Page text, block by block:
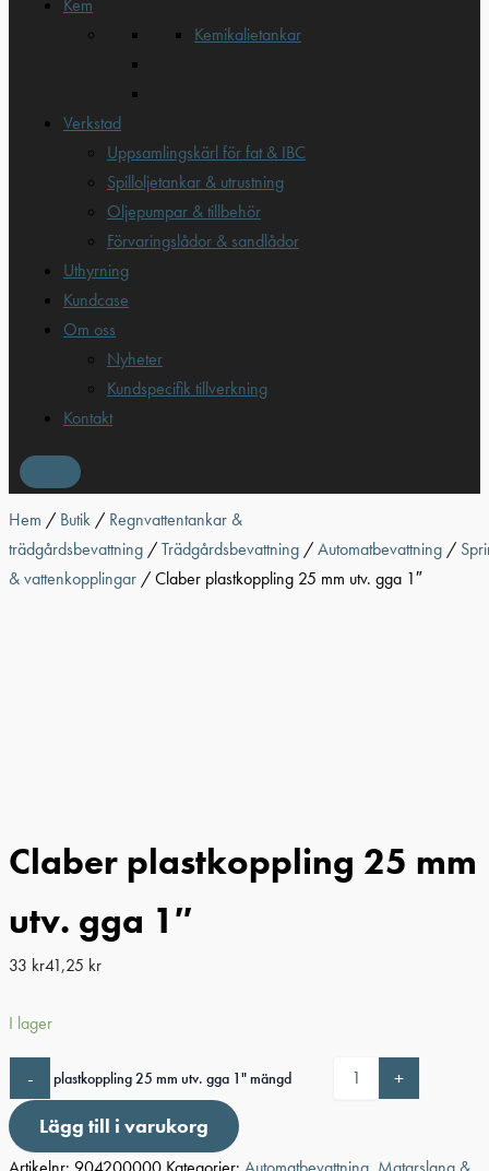
Kem
Kemikalietankar
Verkstad
Uppsamlingskärl för fat & IBC
Spilloljetankar & utrustning
Oljepumpar & tillbehör
Förvaringslådor & sandlådor
Uthyrning
Kundcase
Om oss
Nyheter
Kundspecifik tillverkning
Kontakt
Hem / Butik / Regnvattentankar &
trädgårdsbevattning /Trädgårdsbevattning /Automatbevattning /
& vattenkopplingar / Claber plastkoppling 25 mm utv. gga 1″
Claber plastkoppling 25 mm
utv. gga 1″
33 kr41,25 kr
I lager
-
Claber plastkoppling 25 mm utv. gga 1" mängd
+
Lägg till i varukorg